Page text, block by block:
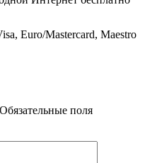
Euro/Mastercard, Maestro
Обязательные поля